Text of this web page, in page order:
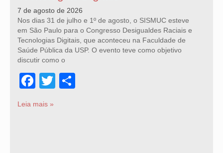
7 de agosto de 2026
Nos dias 31 de julho e 1º de agosto, o SISMUC esteve
em São Paulo para o Congresso Desigualdes Raciais e
Tecnologias Digitais, que aconteceu na Faculdade de
Saúde Pública da USP. O evento teve como objetivo
discutir como o
Facebook
Twitter
Leia mais »